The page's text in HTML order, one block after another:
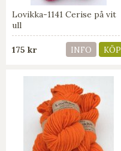
Lovikka-1141 Cerise på vit
ull
175 kr INFO KÖP